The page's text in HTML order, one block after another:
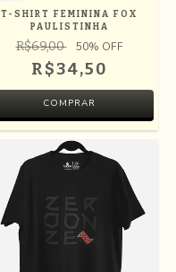
T-SHIRT FEMININA FOX
PAULISTINHA
R$69,00 50% OFF
R$34,50
COMPRAR